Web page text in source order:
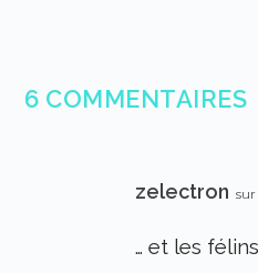
6 COMMENTAIRES
zelectron sur
… et les